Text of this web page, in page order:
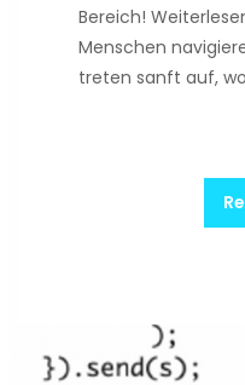
Bereich!
Menschen
treten sanft auf,